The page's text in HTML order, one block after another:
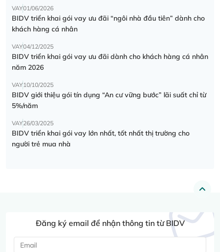
VAY01/06/2026
BIDV triển khai gói vay ưu đãi “ngôi nhà đầu tiên” dành cho
khách hàng cá nhân
VAY04/12/2025
BIDV triển khai gói vay ưu đãi dành cho khách hàng cá nhân
năm 2026
VAY10/10/2025
BIDV giới thiệu gói tín dụng “An cư vững bước” lãi suất chỉ từ
5%/năm
VAY26/03/2025
BIDV triển khai gói vay lớn nhất, tốt nhất thị trường cho
người trẻ mua nhà
Đăng ký email để nhận thông tin từ BIDV